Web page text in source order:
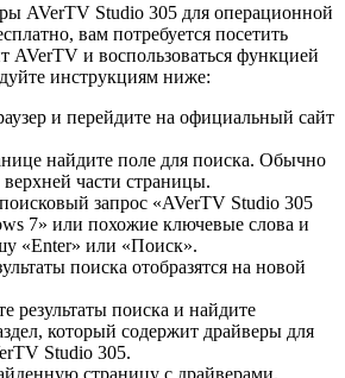
AVerTV Studio 305 для операционной
вам потребуется посетить
AVerTV и воспользоваться функцией
инструкциям ниже:
и перейдите на официальный сайт
найдите поле для поиска. Обычно
части страницы.
запрос «AVerTV Studio 305
7» или похожие ключевые слова и
«Enter» или «Поиск».
поиска отобразятся на новой
результаты поиска и найдите
который содержит драйверы для
Studio 305.
страницу с драйверами.